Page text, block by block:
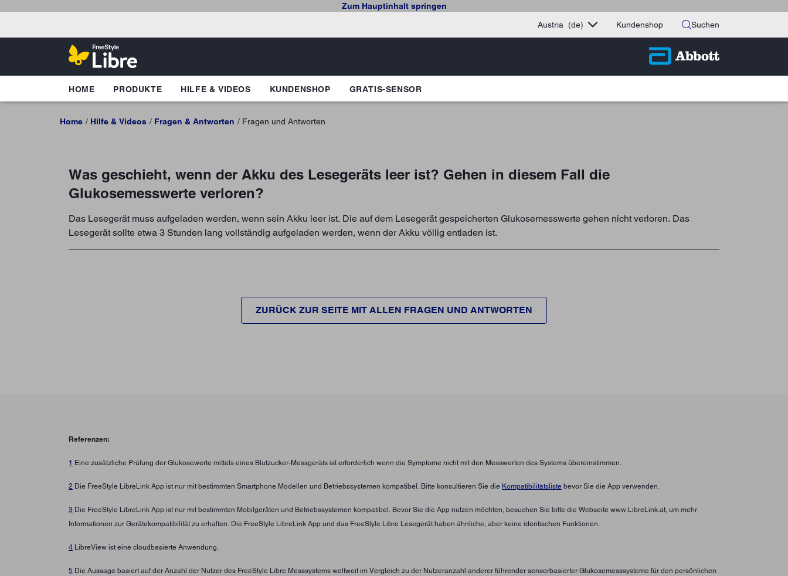
Zum Hauptinhalt springen
Austria
(de) Kundenshop Suchen
HOME PRODUKTE HILFE & VIDEOS KUNDENSHOP GRATIS-SENSOR
Home Hilfe & Videos Fragen & Antworten Fragen und Antworten
Was geschieht, wenn der Akku des Lesegeräts leer ist? Gehen in diesem Fall die
Glukosemesswerte verloren?
Das Lesegerät muss aufgeladen werden, wenn sein Akku leer ist. Die auf dem Lesegerät gespeicherten Glukosemesswerte gehen nicht verloren. Das
Lesegerät sollte etwa 3 Stunden lang vollständig aufgeladen werden, wenn der Akku völlig entladen ist.
ZURÜCK ZUR SEITE MIT ALLEN FRAGEN UND ANTWORTEN
Referenzen:
1 Eine zusätzliche Prüfung der Glukosewerte mittels eines Blutzucker-Messgeräts ist erforderlich wenn die Symptome nicht mit den Messwerten des Systems übereinstimmen.
2 Die FreeStyle LibreLink App ist nur mit bestimmten Smartphone Modellen und Betriebssystemen kompatibel. Bitte konsultieren Sie die Kompatibilitätsliste bevor Sie die App verwenden.
3 Die FreeStyle LibreLink App ist nur mit bestimmten Mobilgeräten und Betriebssystemen kompatibel. Bevor Sie die App nutzen möchten, besuchen Sie bitte die Webseite www.LibreLink.at, um mehr
Informationen zur Gerätekompatibilität zu erhalten. Die FreeStyle LibreLink App und das FreeStyle Libre Lesegerät haben ähnliche, aber keine identischen Funktionen.
4 LibreView ist eine cloudbasierte Anwendung.
5 Die Aussage basiert auf der Anzahl der Nutzer des FreeStyle Libre Messsystems weltweit im Vergleich zu der Nutzeranzahl anderer führender sensorbasierter Glukosemesssysteme für den persönlichen